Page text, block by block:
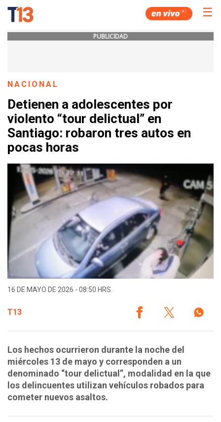
☰
PUBLICIDAD
NACIONAL
Detienen a adolescentes por
violento “tour delictual” en
Santiago: robaron tres autos en
pocas horas
16 DE MAYO DE 2026 - 08:50 HRS.
T13
Los hechos ocurrieron durante la noche del
miércoles 13 de mayo y corresponden a un
denominado “tour delictual”, modalidad en la que
los delincuentes utilizan vehículos robados para
cometer nuevos asaltos.